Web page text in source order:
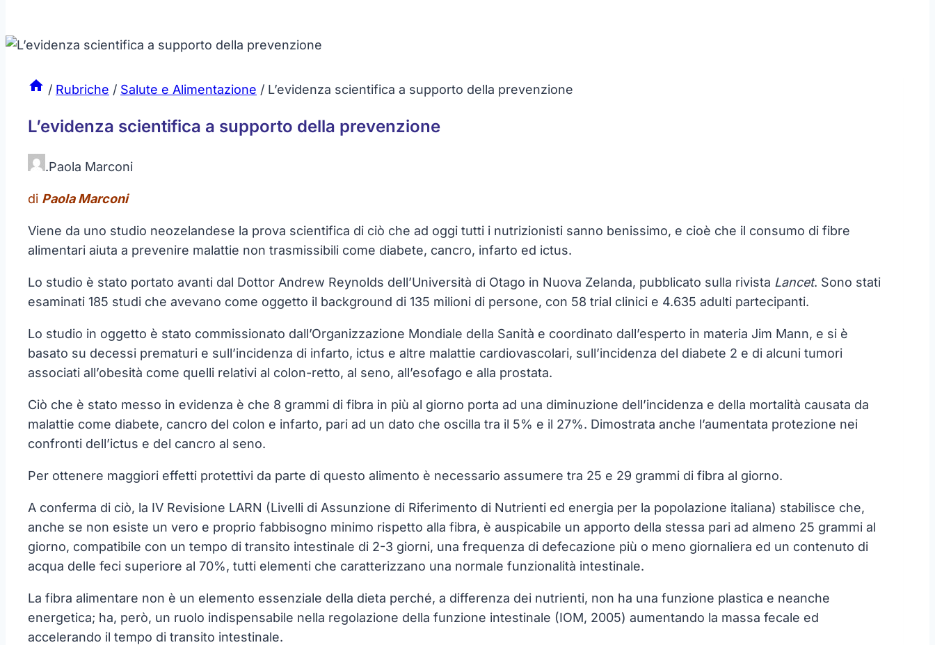
/ Rubriche / Salute e Alimentazione / L’evidenza scientifica a supporto della prevenzione
L’evidenza scientifica a supporto della prevenzione
.Paola Marconi
di Paola Marconi
Viene da uno studio neozelandese la prova scientifica di ciò che ad oggi tutti i nutrizionisti sanno benissimo, e cioè che il consumo di fibre
alimentari aiuta a prevenire malattie non trasmissibili come diabete, cancro, infarto ed ictus.
Lo studio è stato portato avanti dal Dottor Andrew Reynolds dell’Università di Otago in Nuova Zelanda, pubblicato sulla rivista Lancet. Sono stati
esaminati 185 studi che avevano come oggetto il background di 135 milioni di persone, con 58 trial clinici e 4.635 adulti partecipanti.
Lo studio in oggetto è stato commissionato dall’Organizzazione Mondiale della Sanità e coordinato dall’esperto in materia Jim Mann, e si è
basato su decessi prematuri e sull’incidenza di infarto, ictus e altre malattie cardiovascolari, sull’incidenza del diabete 2 e di alcuni tumori
associati all’obesità come quelli relativi al colon-retto, al seno, all’esofago e alla prostata.
Ciò che è stato messo in evidenza è che 8 grammi di fibra in più al giorno porta ad una diminuzione dell’incidenza e della mortalità causata da
malattie come diabete, cancro del colon e infarto, pari ad un dato che oscilla tra il 5% e il 27%. Dimostrata anche l’aumentata protezione nei
confronti dell’ictus e del cancro al seno.
Per ottenere maggiori effetti protettivi da parte di questo alimento è necessario assumere tra 25 e 29 grammi di fibra al giorno.
A conferma di ciò, la IV Revisione LARN (Livelli di Assunzione di Riferimento di Nutrienti ed energia per la popolazione italiana) stabilisce che,
anche se non esiste un vero e proprio fabbisogno minimo rispetto alla fibra, è auspicabile un apporto della stessa pari ad almeno 25 grammi al
giorno, compatibile con un tempo di transito intestinale di 2-3 giorni, una frequenza di defecazione più o meno giornaliera ed un contenuto di
acqua delle feci superiore al 70%, tutti elementi che caratterizzano una normale funzionalità intestinale.
La fibra alimentare non è un elemento essenziale della dieta perché, a differenza dei nutrienti, non ha una funzione plastica e neanche
energetica; ha, però, un ruolo indispensabile nella regolazione della funzione intestinale (IOM, 2005) aumentando la massa fecale ed
accelerando il tempo di transito intestinale.